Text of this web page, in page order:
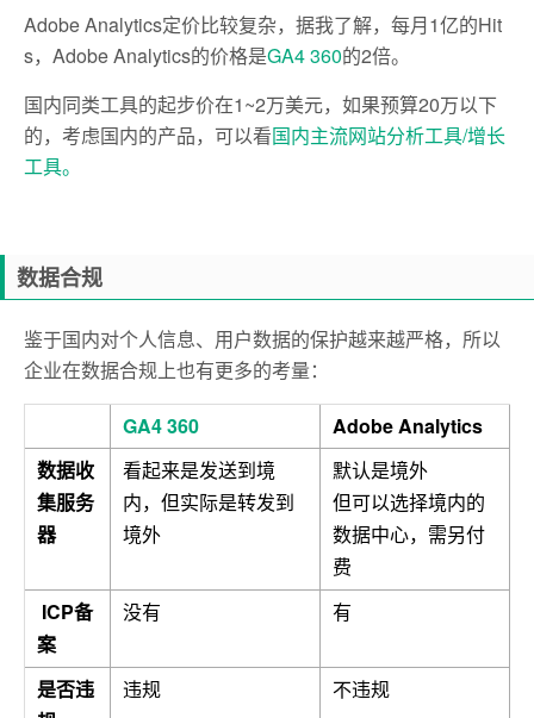
Adobe Analytics定价比较复杂，据我了解，每月1亿的Hit
s，Adobe Analytics的价格是GA4 360的2倍。
国内同类工具的起步价在1~2万美元， 如果预算20万以下
的，考虑国内的产品，可以看国内主流网站分析工具/增长
工具。
数据合规
鉴于国内对个人信息、用户数据的保护越来越严格，所以
企业在数据合规上也有更多的考量：
GA4 360 Adobe Analytics
数据收
集服务
器
看起来是发送到境
内，但实际是转发到
境外
默认是境外
但可以选择境内的
数据中心，需另付
费
ICP备
案
没有 有
是否违
违规 不违规